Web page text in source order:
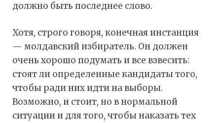
должно быть последнее слово.
Хотя, строго говоря, конечная инстанция
— молдавский избиратель. Он должен
очень хорошо подумать и все взвесить:
стоят ли определенные кандидаты того,
чтобы ради них идти на выборы.
Возможно, и стоит, но в нормальной
ситуации и для того, чтобы наказать тех